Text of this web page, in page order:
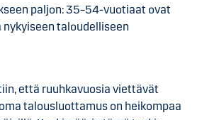
paljon: 35–54-vuotiaat ovat
taloudelliseen
että ruuhkavuosia viettävät
talousluottamus on heikompaa